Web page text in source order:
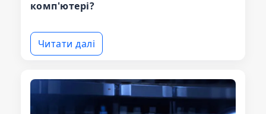
комп'ютері?
Читати далі